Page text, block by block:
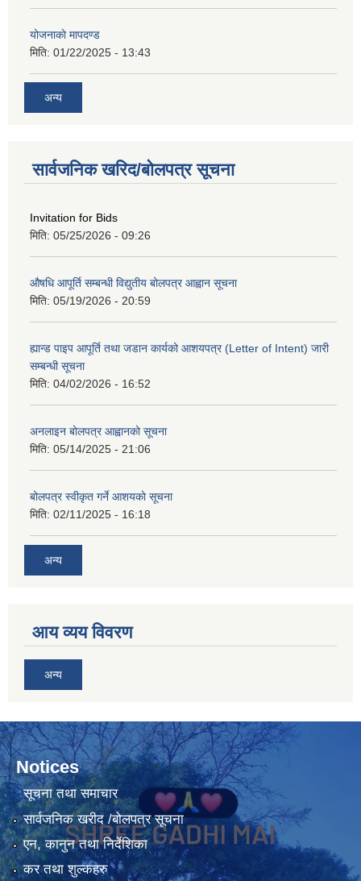
योजनाकाे मापदण्ड
मिति: 01/22/2025 - 13:43
अन्य
सार्वजनिक खरिद/बोलपत्र सूचना
Invitation for Bids
मिति: 05/25/2026 - 09:26
औषधि आपूर्ति सम्बन्धी विद्युतीय बोलपत्र आह्वान सूचना
मिति: 05/19/2026 - 20:59
ह्यान्ड पाइप आपूर्ति तथा जडान कार्यको आशयपत्र (Letter of Intent) जारी
सम्बन्धी सूचना
मिति: 04/02/2026 - 16:52
अनलाइन बोलपत्र आह्वानको सूचना
मिति: 05/14/2025 - 21:06
बोलपत्र स्वीकृत गर्ने आशयकाे सूचना
मिति: 02/11/2025 - 16:18
अन्य
आय व्यय विवरण
अन्य
Notices
सूचना तथा समाचार
सार्वजनिक खरीद /बोलपत्र सूचना
एन, कानुन तथा निर्देशिका
कर तथा शुल्कहरु